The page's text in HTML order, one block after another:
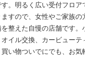
。明るく広い受付フロ
すので、女性やご家族
整えた自慢の店舗です
イル交換、カービュー
い物ついでにでも、お気